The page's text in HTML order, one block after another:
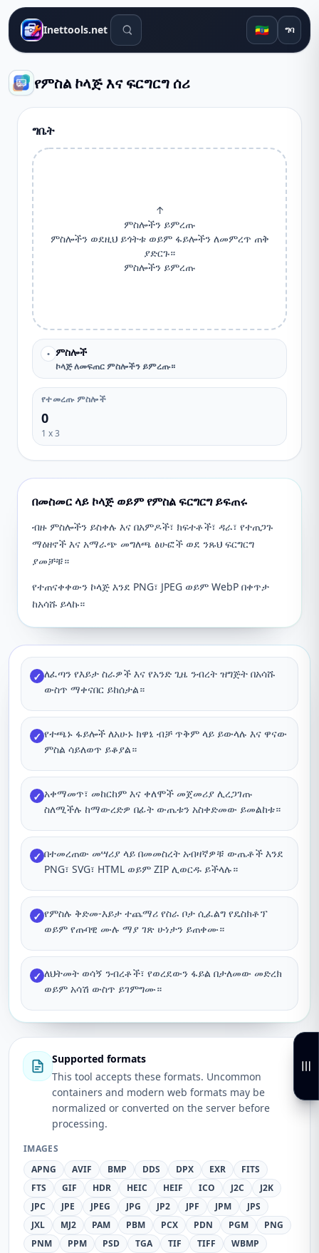
Inettools.net የፍለጋ መሳሪያዎች 🇪🇹 ግባ
የምስል ኮላጅ እና ፍርግርግ ሰሪ
ግቤት
↑
ምስሎችን ይምረጡ
ምስሎችን ወደዚህ ይጎትቱ ወይም ፋይሎችን ለመምረጥ ጠቅ
ያድርጉ።
ምስሎችን ይምረጡ
• ምስሎች
ኮላጅ ​​ለመፍጠር ምስሎችን ይምረጡ።
የተመረጡ ምስሎች
0
1 x3
በመስመር ላይ ኮላጅ ወይም የምስል ፍርግርግ ይፍጠሩ
ብዙ ምስሎችን ይስቀሉ እና በአምዶች፣ ክፍተቶች፣ ዳራ፣ የተጠጋጉ
ማዕዘኖች እና አማራጭ መግለጫ ፅሁፎች ወደ ንጹህ ፍርግርግ
ያመቻቹ።
የተጠናቀቀውን ኮላጅ እንደ PNG፣ JPEG ወይም WebP በቀጥታ
ከአሳሹ ይላኩ።
✓ ለፈጣን የእይታ ስራዎች እና የአንድ ጊዜ ንብረት ዝግጅት በአሳሹ
ውስጥ ማቀናበር ይከሰታል።
✓ የተጫኑ ፋይሎች ለአሁኑ ክዋኔ ብቻ ጥቅም ላይ ይውላሉ እና ዋናው
ምስል ሳይለወጥ ይቆያል።
✓ አቀማመጥ፣ መከርከም እና ቀለሞች መጀመሪያ ሊረጋገጡ
ስለሚችሉ ከማውረድዎ በፊት ውጤቱን አስቀድመው ይመልከቱ።
✓ በተመረጠው መሣሪያ ላይ በመመስረት አብዛኛዎቹ ውጤቶች እንደ
PNG፣ SVG፣ HTML ወይም ZIP ሊወርዱ ይችላሉ።
✓ የምስሉ ቅድመ-እይታ ተጨማሪ የስራ ቦታ ሲፈልግ የዴስክቶፕ
ወይም የጡባዊ ሙሉ ማያ ገጽ ሁነታን ይጠቀሙ።
✓ ለህትመት ወሳኝ ንብረቶች፣ የወረደውን ፋይል በታለመው መድረክ
ወይም አሳሽ ውስጥ ይገምግሙ።
Supported formats
This tool accepts these formats. Uncommon
containers and modern web formats may be
normalized or converted on the server before
processing.
IMAGES
APNG
AVIF BMP DDS DPX EXR
FITS
FTS
GIF HDR HEIC HEIF ICO J2C
J2K
JPC
JPE JPEG JPG JP2 JPF JPM
JPS
JXL
MJ2 PAM PBM PCX PDN PGM
PNG
PNM
PPM PSD TGA TIF TIFF
WBMP